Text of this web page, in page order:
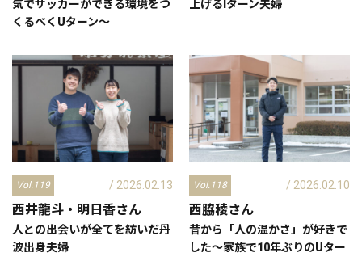
気でサッカーができる環境をつ
くるべくUターン～
上げるIターン夫婦
Vol.119
西井龍斗・明日香さん
/ 2026.02.13
人との出会いが全てを紡いだ丹
波出身夫婦
Vol.118
西脇稜さん
/ 2026.02.10
昔から「人の温かさ」が好きで
した～家族で10年ぶりのUター